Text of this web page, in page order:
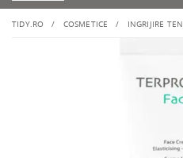
TIDY.RO COSMETICE INGRIJIRE TEN